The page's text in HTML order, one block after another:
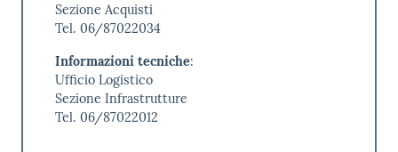
Sezione Acquisti
Tel. 06/87022034
Informazioni tecniche:
Ufficio Logistico
Sezione Infrastrutture
Tel. 06/87022012